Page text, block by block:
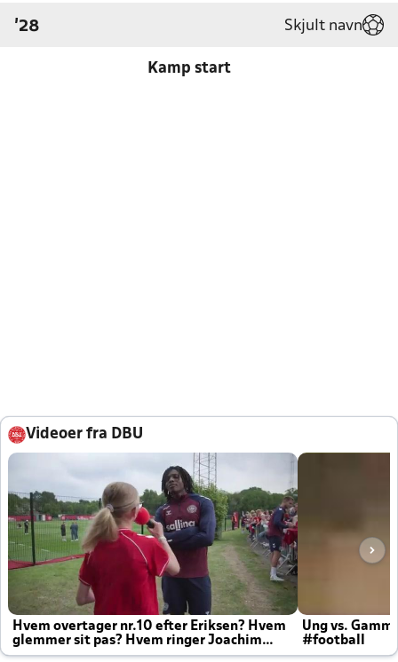
'28 Skjult navn
Kamp start
Videoer fra DBU
Hvem overtager nr.10 efter Eriksen? Hvem
glemmer sit pas? Hvem ringer Joachim
altid til efter kampe?
Ung vs.
#football